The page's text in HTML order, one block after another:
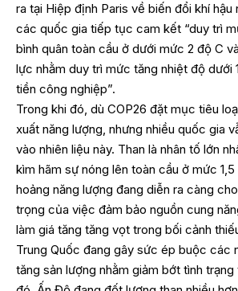
ra tại Hiệp định Paris về biến đổi khí hậu
các quốc gia tiếp tục cam kết “duy trì
bình quân toàn cầu ở dưới mức 2 độ C
lực nhằm duy trì mức tăng nhiệt độ dưới
tiền công nghiệp”.
Trong khi đó, dù COP26 đặt mục tiêu
xuất năng lượng, nhưng nhiều quốc gia
vào nhiên liệu này. Than là nhân tố lớn
kìm hãm sự nóng lên toàn cầu ở mức
hoảng năng lượng đang diễn ra càng
trọng của việc đảm bảo nguồn cung
làm giá tăng tăng vọt trong bối cảnh
Trung Quốc đang gây sức ép buộc các
tăng sản lượng nhằm giảm bớt tình